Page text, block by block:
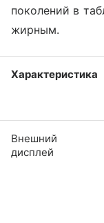
поколений в
жирным.
Характеристика
Внешний
дисплей